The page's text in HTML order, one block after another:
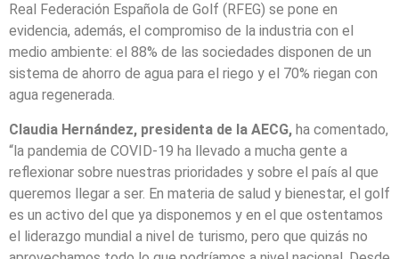
Real Federación Española de Golf (RFEG) se pone en
evidencia, además, el compromiso de la industria con el
medio ambiente: el 88% de las sociedades disponen de un
sistema de ahorro de agua para el riego y el 70% riegan con
agua regenerada.
Claudia Hernández, presidenta de la AECG, ha comentado,
“la pandemia de COVID-19 ha llevado a mucha gente a
reflexionar sobre nuestras prioridades y sobre el país al que
queremos llegar a ser. En materia de salud y bienestar, el golf
es un activo del que ya disponemos y en el que ostentamos
el liderazgo mundial a nivel de turismo, pero que quizás no